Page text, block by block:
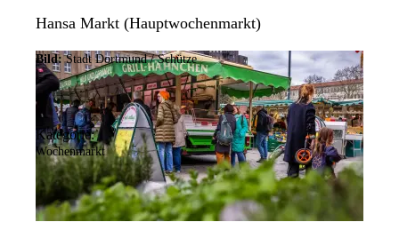
Hansa Markt (Hauptwochenmarkt)
Bild: Stadt Dortmund / Schütze
Kategorie:
Wochenmarkt